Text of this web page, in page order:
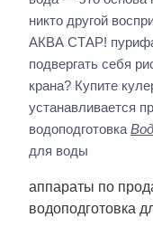
никто другой
АКВА СТАР!
подвергать себя
крана? Купите
устанавливается
водоподготовка
для воды
аппараты по
водоподготовка